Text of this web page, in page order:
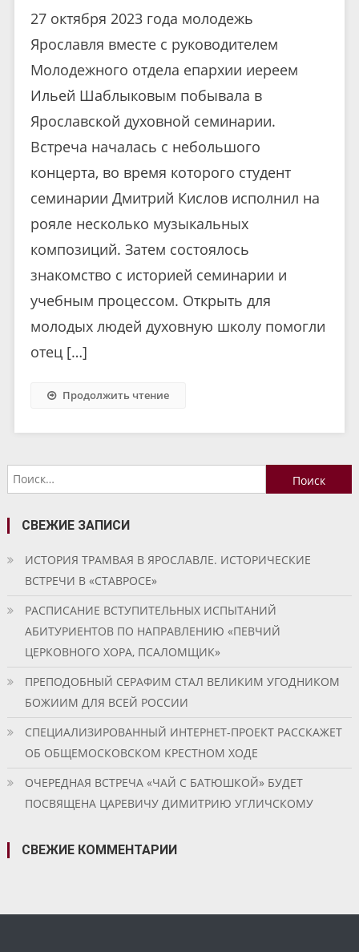
27 октября 2023 года молодежь
Ярославля вместе с руководителем
Молодежного отдела епархии иереем
Ильей Шаблыковым побывала в
Ярославской духовной семинарии.
Встреча началась с небольшого
концерта, во время которого студент
семинарии Дмитрий Кислов исполнил на
рояле несколько музыкальных
композиций. Затем состоялось
знакомство с историей семинарии и
учебным процессом. Открыть для
молодых людей духовную школу помогли
отец […]
Продолжить чтение
Найти:
СВЕЖИЕ ЗАПИСИ
ИСТОРИЯ ТРАМВАЯ В ЯРОСЛАВЛЕ. ИСТОРИЧЕСКИЕ
ВСТРЕЧИ В «СТАВРОСЕ»
РАСПИСАНИЕ ВСТУПИТЕЛЬНЫХ ИСПЫТАНИЙ
АБИТУРИЕНТОВ ПО НАПРАВЛЕНИЮ «ПЕВЧИЙ
ЦЕРКОВНОГО ХОРА, ПСАЛОМЩИК»
ПРЕПОДОБНЫЙ СЕРАФИМ СТАЛ ВЕЛИКИМ УГОДНИКОМ
БОЖИИМ ДЛЯ ВСЕЙ РОССИИ
СПЕЦИАЛИЗИРОВАННЫЙ ИНТЕРНЕТ-ПРОЕКТ РАССКАЖЕТ
ОБ ОБЩЕМОСКОВСКОМ КРЕСТНОМ ХОДЕ
ОЧЕРЕДНАЯ ВСТРЕЧА «ЧАЙ С БАТЮШКОЙ» БУДЕТ
ПОСВЯЩЕНА ЦАРЕВИЧУ ДИМИТРИЮ УГЛИЧСКОМУ
СВЕЖИЕ КОММЕНТАРИИ